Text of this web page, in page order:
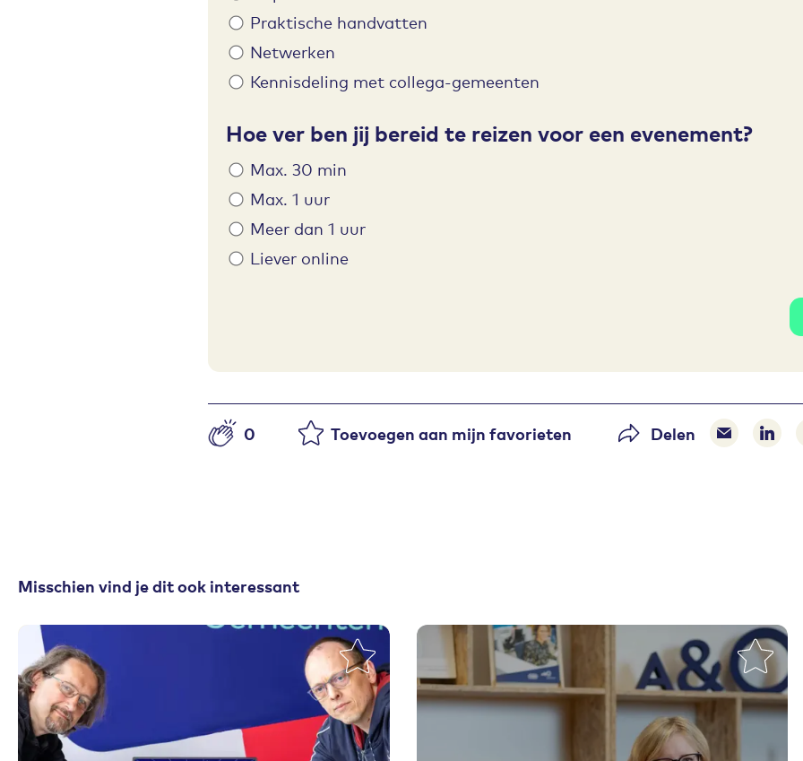
Praktische handvatten
Netwerken
Kennisdeling met collega-gemeenten
Hoe ver ben jij bereid te reizen voor een evenement?
Max. 30 min
Max. 1 uur
Meer dan 1 uur
Liever online
Aantal likes
0 Toevoegen aan mijn favorieten Delen Delen via
Misschien vind je dit ook interessant